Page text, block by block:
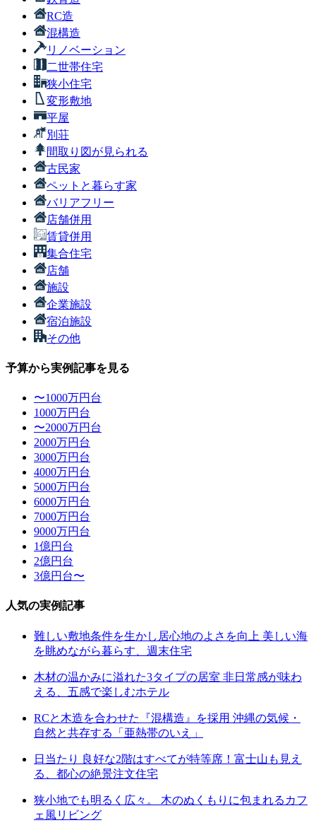
RC造
混構造
リノベーション
二世帯住宅
狭小住宅
変形敷地
平屋
別荘
間取り図が見られる
古民家
ペットと暮らす家
バリアフリー
店舗併用
賃貸併用
集合住宅
店舗
施設
企業施設
宿泊施設
その他
予算から実例記事を見る
〜1000万円台
1000万円台
〜2000万円台
2000万円台
3000万円台
4000万円台
5000万円台
6000万円台
7000万円台
9000万円台
1億円台
2億円台
3億円台〜
人気の実例記事
難しい敷地条件を生かし居心地のよさを向上 美しい海
を眺めながら暮らす、週末住宅
木材の温かみに溢れた3タイプの居室 非日常感が味わ
える、五感で楽しむホテル
RCと木造を合わせた『混構造』を採用 沖縄の気候・
自然と共存する「亜熱帯のいえ」
日当たり 良好な2階はすべてが特等席！富士山も見え
る、都心の絶景注文住宅
狭小地でも明るく広々。 木のぬくもりに包まれるカフ
ェ風リビング